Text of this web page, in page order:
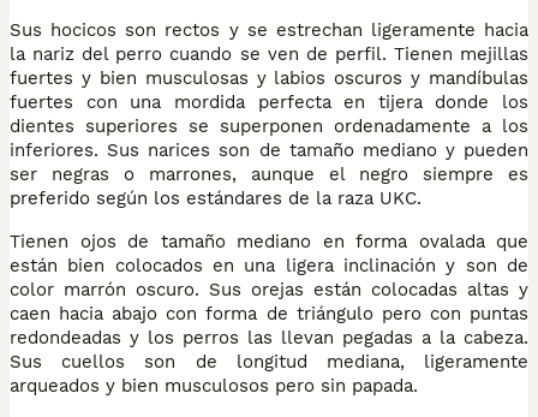
Sus hocicos son rectos y se estrechan ligeramente hacia
la nariz del perro cuando se ven de perfil. Tienen mejillas
fuertes y bien musculosas y labios oscuros y mandíbulas
fuertes con una mordida perfecta en tijera donde los
dientes superiores se superponen ordenadamente a los
inferiores. Sus narices son de tamaño mediano y pueden
ser negras o marrones, aunque el negro siempre es
preferido según los estándares de la raza UKC.
Tienen ojos de tamaño mediano en forma ovalada que
están bien colocados en una ligera inclinación y son de
color marrón oscuro. Sus orejas están colocadas altas y
caen hacia abajo con forma de triángulo pero con puntas
redondeadas y los perros las llevan pegadas a la cabeza.
Sus cuellos son de longitud mediana, ligeramente
arqueados y bien musculosos pero sin papada.